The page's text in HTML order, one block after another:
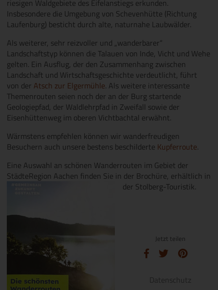
riesigen Waldgebiete des Eifelanstiegs erkunden.
Insbesondere die Umgebung von Schevenhütte (Richtung
Laufenburg) besticht durch alte, naturnahe Laubwälder.
Als weiterer, sehr reizvoller und „wanderbarer“
Landschaftstyp können die Talauen von Inde, Vicht und Wehe
gelten. Ein Ausflug, der den Zusammenhang zwischen
Landschaft und Wirtschaftsgeschichte verdeutlicht, führt
von der Atsch zur Elgermühle. Als weitere interessante
Themenrouten seien noch der an der Burg startende
Geologiepfad, der Waldlehrpfad in Zweifall sowie der
Eisenhüttenweg im oberen Vichtbachtal erwähnt.
Wärmstens empfehlen können wir wanderfreudigen
Besuchern auch unsere bestens beschilderte Kupferroute.
Eine Auswahl an schönen Wanderrouten im Gebiet der
StädteRegion Aachen finden Sie in der Brochüre, erhältlich in
der Stolberg-Touristik.
Jetzt teilen
Datenschutz